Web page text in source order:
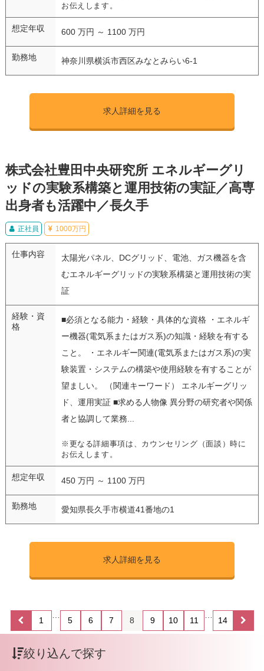
お伝えします。
想定年収 600 万円 ～ 1100 万円
勤務地 神奈川県横浜市西区みなとみらい6-1
求人詳細を見る
株式会社豊田中央研究所 エネルギーグリ
ッドの実験系構築と運用技術の実証／高専
出身者も活躍中／長久手
正社員 1000万円
仕事内容
太陽光パネル、DCグリッド、電池、ガス機器を含
むエネルギーグリッドの実験系構築と運用技術の実
証
経験・資
格
■必須となる能力・経験・具体的な資格 ・エネルギ
ー機器(電気系またはガス系)の知識・経験を有する
こと。 ・エネルギー関連(電気系またはガス系)の実
験装置・システムの構築や使用経験を有することが
望ましい。 （関連キーワード） エネルギーグリッ
ド、運用実証 ■求める人物像 異分野の研究者や関係
者と協調して業務...
※更なる詳細事項は、カウンセリング（面談）時に
お伝えします。
想定年収 450 万円 ～ 1100 万円
勤務地 愛知県長久手市横道41番地の1
求人詳細を見る
1 5 6 7 8 9 10 11 14
絞り込んで探す